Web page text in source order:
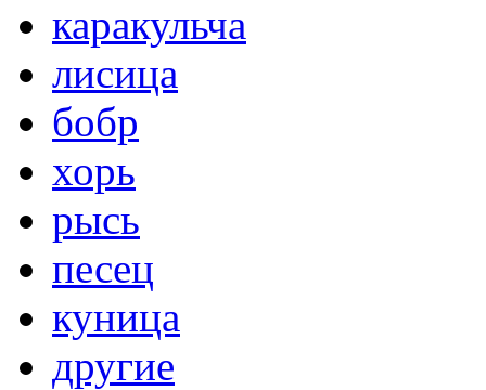
каракульча
лисица
бобр
хорь
рысь
песец
куница
другие